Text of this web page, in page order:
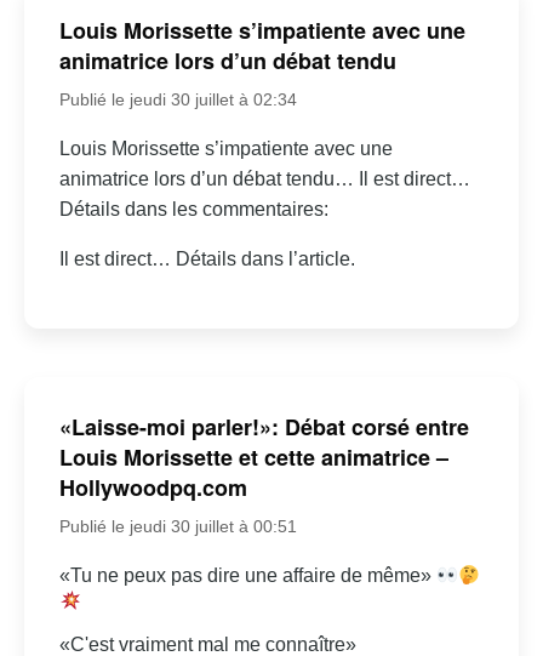
Louis Morissette s’impatiente avec une
animatrice lors d’un débat tendu
Publié le jeudi 30 juillet à 02:34
Louis Morissette s’impatiente avec une
animatrice lors d’un débat tendu… Il est direct…
Détails dans les commentaires:
Il est direct… Détails dans l’article.
«Laisse-moi parler!»: Débat corsé entre
Louis Morissette et cette animatrice –
Hollywoodpq.com
Publié le jeudi 30 juillet à 00:51
«Tu ne peux pas dire une affaire de même»
«C'est vraiment mal me connaître»